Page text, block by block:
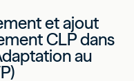
et ajout
CLP dans
au